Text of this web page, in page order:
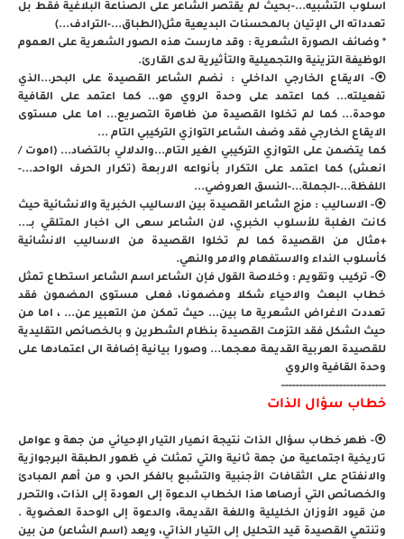
اسلوب التشبيه...-بحيث لم يقتصر الشاعر على الصناعة البلاغية فقط بل
تعدداته الى الإتيان بالمحسنات البديعية مثل(الطباق...-الترادف...)
* وضائف الصورة الشعرية : وقد مارست هذه الصور الشعرية على العموم
الوظيفة التزينية والتجميلية والتأثيرية لدى القارئ.
⦿- الايقاع الخارجي الداخلي : نضم الشاعر القصيدة على البحر...الذي
تفعيلته... كما اعتمد على وحدة الروي هو... كما اعتمد على القافية
موحدة... كما لم تخلوا القصيدة من ظاهرة التصريع... اما على مستوى
الايقاع الخارجي فقد وضف الشاعر التوازي التركيبي التام ...
كما يتضمن على التوازي التركيبي الغير التام...والدلالي بالتضاد... (اموت /
انعش) كما اعتمد على التكرار بأنواعه الاربعة (تكرار الحرف الواحد...-
اللفظة...-الجملة...-النسق العروضي...
⦿- الاساليب : مزج الشاعر القصيدة بين الاساليب الخبرية والانشائية حيث
كانت الغلبة للأسلوب الخبري، لان الشاعر سعى الى اخبار المتلقي بـ...
+مثال من القصيدة كما لم تخلوا القصيدة من الاساليب الانشائية
كأسلوب النداء والاستفهام والامر والنهي.
⦿- تركيب وتقويم : وخلاصة القول فإن الشاعر اسم الشاعر استطاع تمثل
خطاب البعث والاحياء شكلا ومضمونا، فعلى مستوى المضمون فقد
تعددت الاغراض الشعرية ما بين... حيث تمكن من التعبير عن... ، اما من
حيث الشكل فقد التزمت القصيدة بنظام الشطرين و بالخصائص التقليدية
للقصيدة العربية القديمة معجما... وصورا بيانية إضافة الى اعتمادها على
وحدة القافية والروي
-----------------------------
خطاب سؤال الذات
⦿- ظهر خطاب سؤال الذات نتيجة انهيار التيار الإحيائي من جهة و عوامل
تاريخية اجتماعية من جهة ثانية والتي تمثلت في ظهور الطبقة البرجوازية
والانفتاح على الثقافات الأجنبية والتشبع بالفكر الحر، و من أهم المبادئ
والخصائص التي أرصاها هذا الخطاب الدعوة إلى العودة إلى الذات، والتحرر
من قيود الأوزان الخليلية واللغة القديمة، والدعوة إلى الوحدة العضوية .
وتنتمي القصيدة قيد التحليل إلى التيار الذاتي، ويعد (اسم الشاعر) من بين